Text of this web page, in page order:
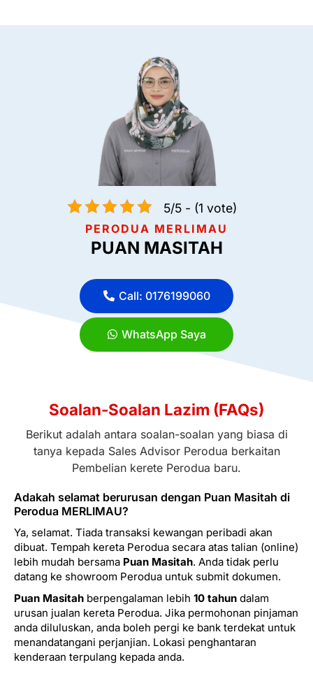
5/5 - (1 vote)
PERODUA MERLIMAU
PUAN MASITAH
Call: 0176199060
WhatsApp Saya
Soalan-Soalan Lazim (FAQs)
Berikut adalah antara soalan-soalan yang biasa di
tanya kepada Sales Advisor Perodua berkaitan
Pembelian kerete Perodua baru.
Adakah selamat berurusan dengan Puan Masitah di
Perodua MERLIMAU?
Ya, selamat. Tiada transaksi kewangan peribadi akan
dibuat. Tempah kereta Perodua secara atas talian (online)
lebih mudah bersama Puan Masitah. Anda tidak perlu
datang ke showroom Perodua untuk submit dokumen.
Puan Masitah berpengalaman lebih 10 tahun dalam
urusan jualan kereta Perodua. Jika permohonan pinjaman
anda diluluskan, anda boleh pergi ke bank terdekat untuk
menandatangani perjanjian. Lokasi penghantaran
kenderaan terpulang kepada anda.